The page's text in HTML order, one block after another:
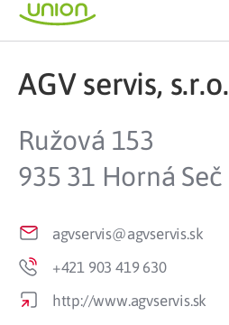
AGV servis, s.r.o.
Ružová 153
935 31 Horná Seč
agvservis@agvservis.sk
+421 903 419 630
http://www.agvservis.sk